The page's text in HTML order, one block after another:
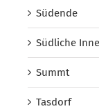
Südende
Südliche
Summt
Tasdorf